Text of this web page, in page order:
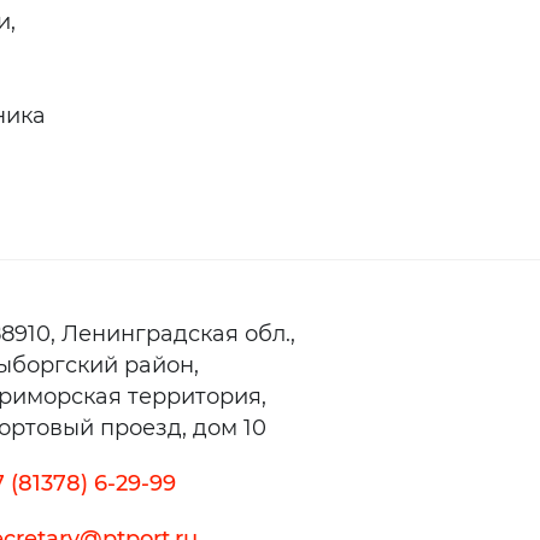
Ленинградская обл.,
район,
территория,
проезд, дом 10
(81378) 6-29-99